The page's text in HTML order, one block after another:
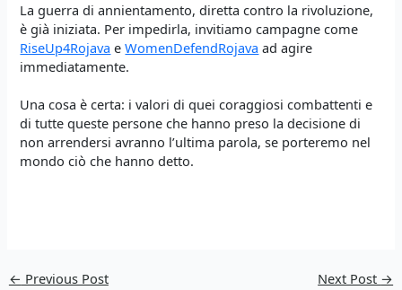
La guerra di annientamento, diretta contro la rivoluzione,
è già iniziata. Per impedirla, invitiamo campagne come
RiseUp4Rojava eWomenDefendRojava ad agire
immediatamente.
Una cosa è certa: i valori di quei coraggiosi combattenti e
di tutte queste persone che hanno preso la decisione di
non arrendersi avranno l’ultima parola, se porteremo nel
mondo ciò che hanno detto.
← Previous Post Next Post →